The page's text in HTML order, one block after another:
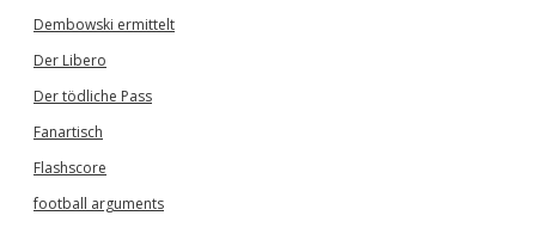
Dembowski ermittelt
Der Libero
Der tödliche Pass
Fanartisch
Flashscore
football arguments